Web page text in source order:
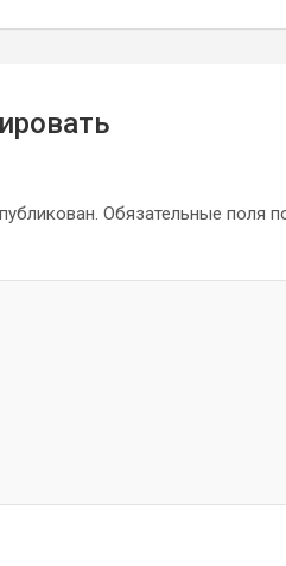
Обязательные поля